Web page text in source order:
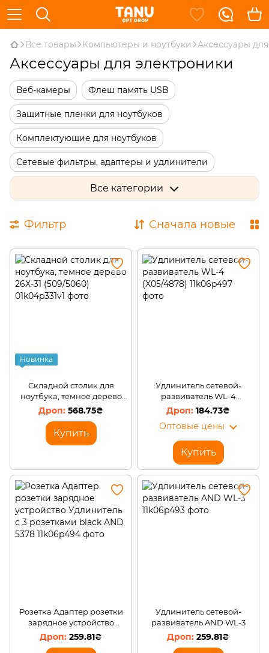
Все товары Компьютеры и ноутбуки Аксессуары
Аксессуары для электроники
Веб-камеры Флеш память USB
Защитные пленки для ноутбуков
Комплектующие для ноутбуков
Сетевые фильтры, адаптеры и удлинители
Чехлы для планшетов Чистящие средства
Аксессуары для ПК и ноутбуков
Все категории
Фильтр Сначала новые
Новинка
Складной столик для
ноутбука, темное дерево
26X-31 (509/5060)
568.75₴
Купить
Удлинитель сетевой-
развиватель WL-4
(X05/4878)
184.73₴
Оптовые цены
Купить
Розетка Адаптер розетки
зарядное устройство
Удлинитель с 3 розетками
black AND 5378
259.81₴
Удлинитель сетевой-
развиватель AND WL-3
259.81₴